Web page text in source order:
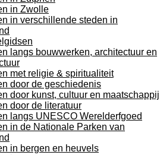
in Zwolle
in verschillende steden in
langs bouwwerken, architectuur en
met religie & spiritualiteit
door de geschiedenis
door kunst, cultuur en maatschappij
door de literatuur
langs UNESCO Werelderfgoed
in de Nationale Parken van
in bergen en heuvels